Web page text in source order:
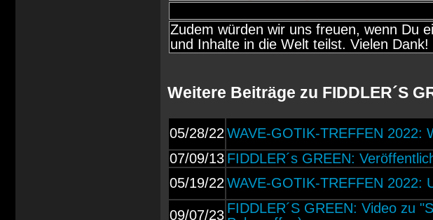
Zudem würden wir uns freuen, wenn Du
und Inhalte in die Welt teilst. Vielen Dank!
Weitere Beiträge zu FIDDLER´S
05/28/22 WAVE-GOTIK-TREFFEN 2022:
07/09/13 FIDDLER´s GREEN:
05/19/22 WAVE-GOTIK-TREFFEN 2022:
09/07/23 FIDDLER´S GREEN: Video zu